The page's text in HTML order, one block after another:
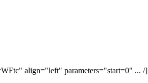
align="left" parameters="start=0" ... /]